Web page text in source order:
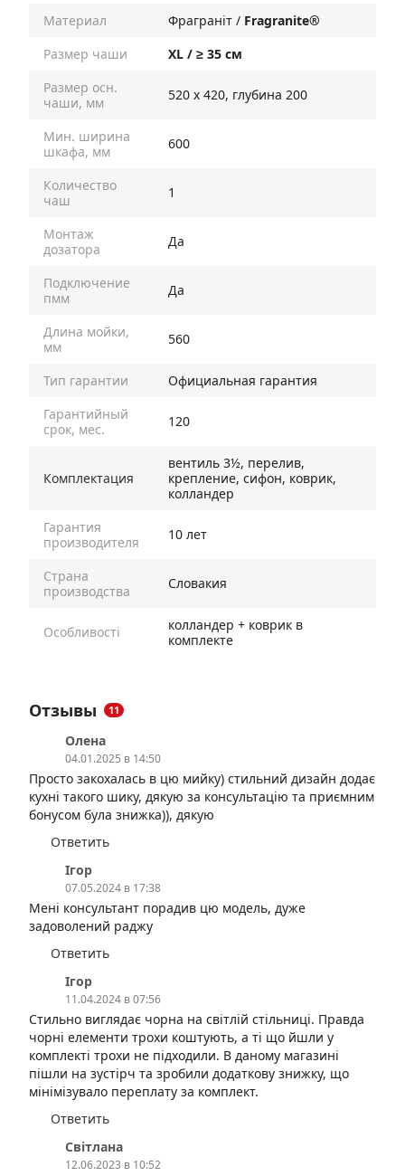
Материал
Фраграніт / Fragranite®
Размер чаши
XL / ≥ 35 см
Размер осн.
чаши, мм
520 х 420, глубина 200
Мин. ширина
шкафа, мм
600
Количество
чаш
1
Монтаж
дозатора
Да
Подключение
пмм
Да
Длина мойки,
мм
560
Тип гарантии
Официальная гарантия
Гарантийный
срок, мес.
120
Комплектация
вентиль 3½, перелив,
крепление, сифон, коврик,
колландер
Гарантия
производителя
10 лет
Страна
производства
Словакия
Особливості
колландер + коврик в
комплекте
Отзывы 11
Олена
04.01.2025 в 14:50
Просто закохалась в цю мийку) стильний дизайн додає
кухні такого шику, дякую за консультацію та приємним
бонусом була знижка)), дякую
Ответить
Ігор
07.05.2024 в 17:38
Мені консультант порадив цю модель, дуже
задоволений раджу
Ответить
Ігор
11.04.2024 в 07:56
Стильно виглядає чорна на світлій стільниці. Правда
чорні елементи трохи коштують, а ті що йшли у
комплекті трохи не підходили. В даному магазині
пішли на зустірч та зробили додаткову знижку, що
мінімізувало переплату за комплект.
Ответить
Світлана
12.06.2023 в 10:52